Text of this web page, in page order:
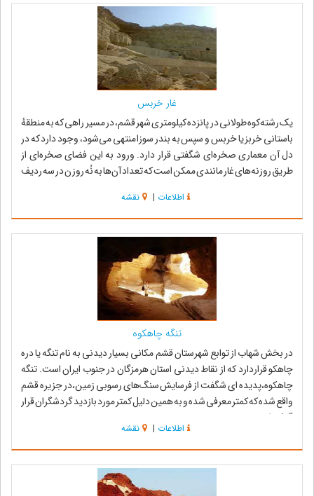
غار خربس
یک رشته‌کوه طولانى در پانزده کیلومترى شهر قشم، در مسیر راهى که به منطقهٔ
باستانى خربز یا خربس و سپس به بندر سوزا منتهى مى‌شود، وجود دارد که در
دل آن معمارى صخره‌اى شگفتى قرار دارد. ورود به این فضاى صخره‌اى از
طریق روزنه‌هاى غار مانندى ممکن است که تعداد آن‌ها به نُه روزن در سه ردیف
اطلاعات | نقشه
تنگه چاهکوه
در بخش شهاب از توابع شهرستان قشم مکانی بسیار دیدنی به نام تنگه یا دره
چاهکو قراردارد که از نقاط دیدنی استان هرمزگان در جنوب ایران است. تنگه
چاهکوه،پدیده ای شگفت از فرسایش سنگ‌های رسوبی زمین،در جزیره قشم
واقع شده که کمتر معرفی شده و به همین دلیل کمتر مورد بازدید گردشگران قرار
گرفته است....
اطلاعات | نقشه